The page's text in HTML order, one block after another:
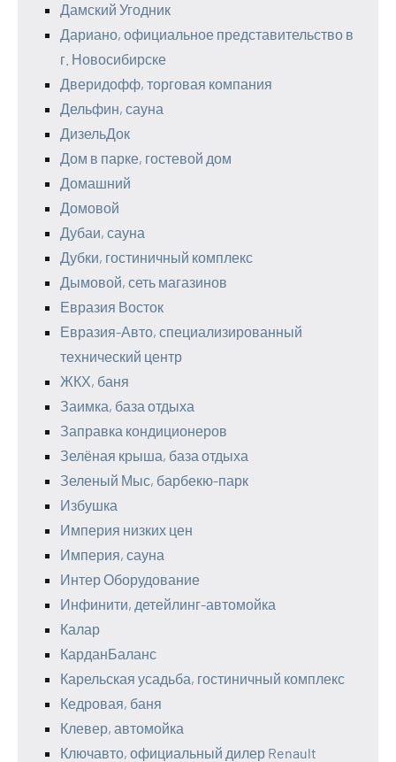
Дамский Угодник
Дариано, официальное представительство в
г. Новосибирске
Дверидофф, торговая компания
Дельфин, сауна
ДизельДок
Дом в парке, гостевой дом
Домашний
Домовой
Дубаи, сауна
Дубки, гостиничный комплекс
Дымовой, сеть магазинов
Евразия Восток
Евразия-Авто, специализированный
технический центр
ЖКХ, баня
Заимка, база отдыха
Заправка кондиционеров
Зелёная крыша, база отдыха
Зеленый Мыс, барбекю-парк
Избушка
Империя низких цен
Империя, сауна
Интер Оборудование
Инфинити, детейлинг-автомойка
Калар
КарданБаланс
Карельская усадьба, гостиничный комплекс
Кедровая, баня
Клевер, автомойка
Ключавто, официальный дилер Renault